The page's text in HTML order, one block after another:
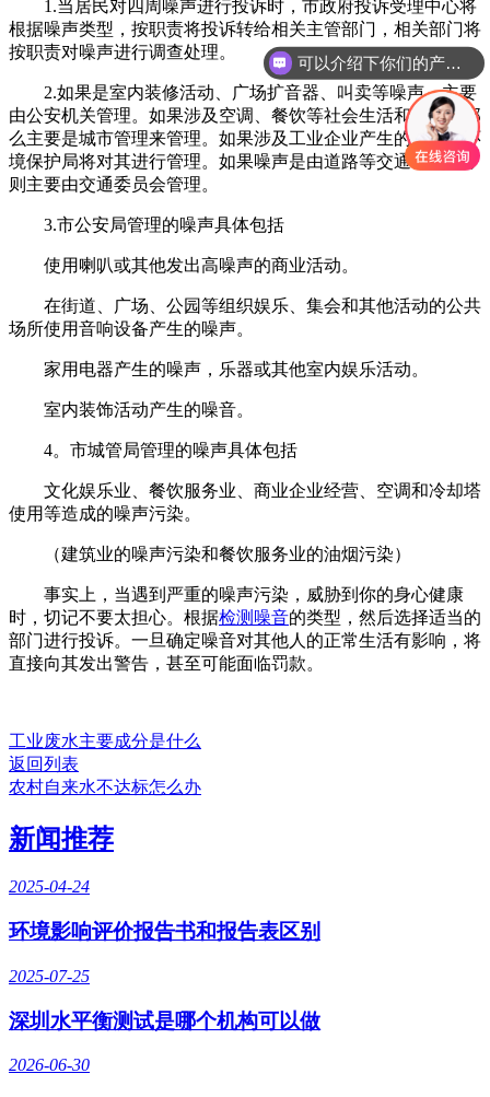
1.当居民对四周噪声进行投诉时，市政府投诉受理中心将
根据噪声类型，按职责将投诉转给相关主管部门，相关部门将
按职责对噪声进行调查处理。
2.如果是室内装修活动、广场扩音器、叫卖等噪声，主要
由公安机关管理。如果涉及空调、餐饮等社会生活和噪声，那
么主要是城市管理来管理。如果涉及工业企业产生的噪声，环
境保护局将对其进行管理。如果噪声是由道路等交通引起的，
则主要由交通委员会管理。
3.市公安局管理的噪声具体包括
使用喇叭或其他发出高噪声的商业活动。
在街道、广场、公园等组织娱乐、集会和其他活动的公共
场所使用音响设备产生的噪声。
家用电器产生的噪声，乐器或其他室内娱乐活动。
室内装饰活动产生的噪音。
4。市城管局管理的噪声具体包括
文化娱乐业、餐饮服务业、商业企业经营、空调和冷却塔
使用等造成的噪声污染。
（建筑业的噪声污染和餐饮服务业的油烟污染）
事实上，当遇到严重的噪声污染，威胁到你的身心健康
时，切记不要太担心。根据检测噪音的类型，然后选择适当的
部门进行投诉。一旦确定噪音对其他人的正常生活有影响，将
直接向其发出警告，甚至可能面临罚款。
工业废水主要成分是什么
返回列表
农村自来水不达标怎么办
新闻推荐
2025-04-24
环境影响评价报告书和报告表区别
2025-07-25
深圳水平衡测试是哪个机构可以做
2026-06-30
可以介绍下你们的产品么